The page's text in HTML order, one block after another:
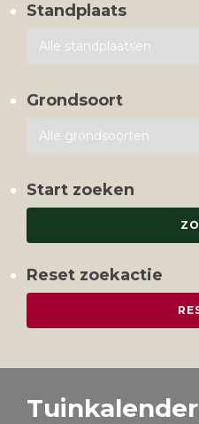
Standplaats
Grondsoort
Start zoeken
Reset zoekactie
Tuinkalender